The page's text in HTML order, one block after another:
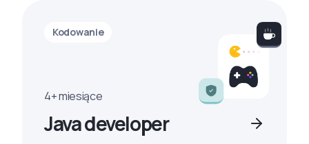
Kodowanie
4+ miesiące
Java developer